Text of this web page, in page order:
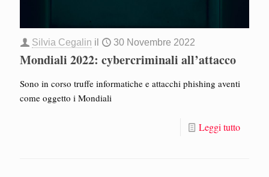
Silvia Cegalin il 30 Novembre 2022
Mondiali 2022: cybercriminali all’attacco
Sono in corso truffe informatiche e attacchi phishing aventi
come oggetto i Mondiali
Leggi tutto